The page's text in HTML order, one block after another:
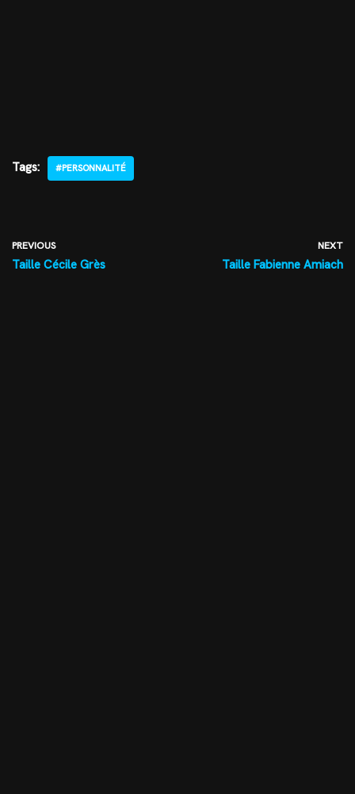
Tags: #PERSONNALITÉ
PREVIOUS
Taille Cécile Grès
NEXT
Taille Fabienne Amiach